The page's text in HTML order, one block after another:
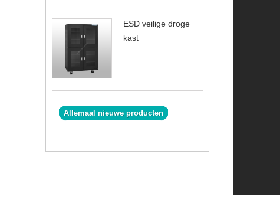
ESD veilige droge
kast
Allemaal nieuwe producten